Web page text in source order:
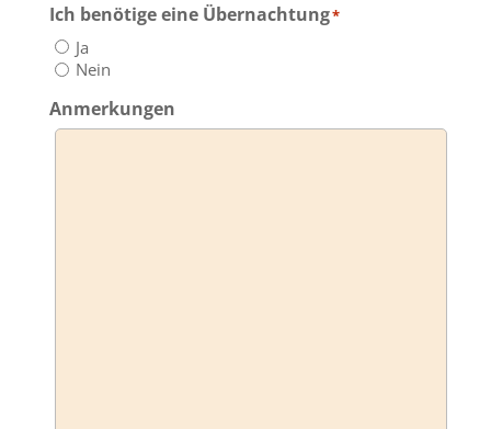
Ich benötige eine Übernachtung*
Ja
Nein
Anmerkungen